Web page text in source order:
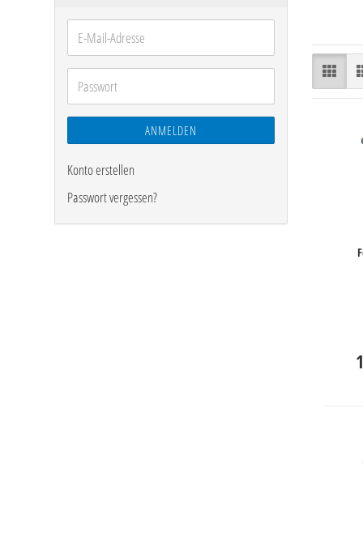
E-
Mail-
Adresse
Passwort
ANMELDEN
Konto erstellen
Passwort vergessen?